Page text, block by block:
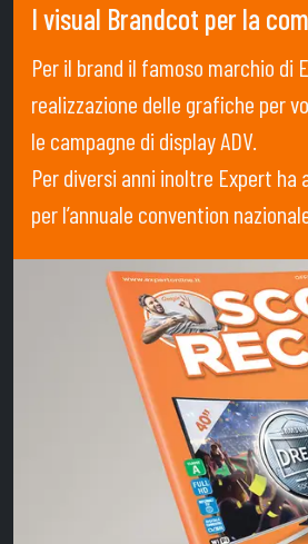
I visual Brandcot per la
Per il brand il famoso marchio di
realizzazione delle grafiche per
le campagne di display ADV.
Per diversi anni inoltre Expert
per l’annuale convention